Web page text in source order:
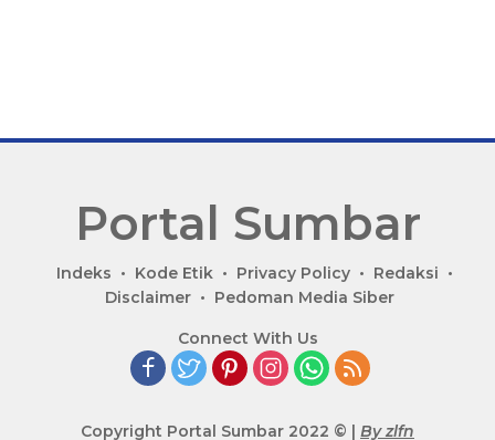
Portal Sumbar
Indeks Kode Etik Privacy Policy
Redaksi
Disclaimer
Pedoman Media Siber
Connect With Us
Copyright Portal Sumbar 2022 © | By zlfn